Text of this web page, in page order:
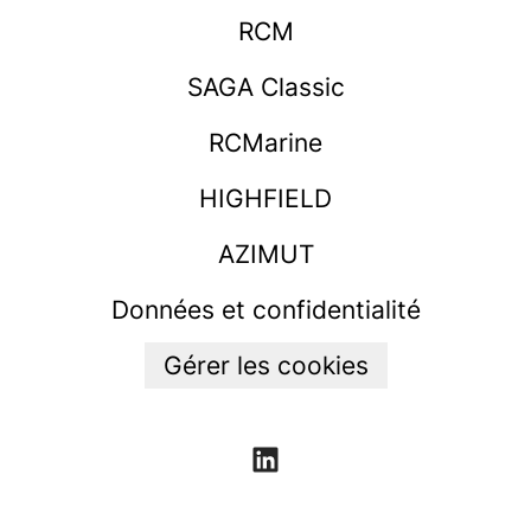
RCM
SAGA Classic
RCMarine
HIGHFIELD
AZIMUT
Données et confidentialité
Gérer les cookies